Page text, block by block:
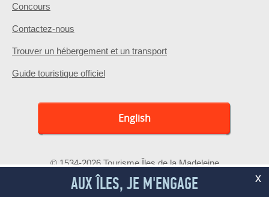
Concours
Contactez-nous
Trouver un hébergement et un transport
Guide touristique officiel
English
© 1534-2026 Tourisme Îles de la Madeleine
x
AUX ÎLES, JE M'ENGAGE